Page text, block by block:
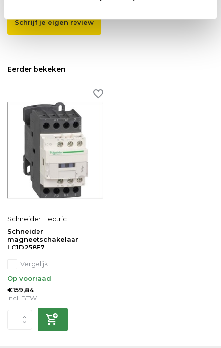
Schrijf je eigen review
Eerder bekeken
Schneider Electric
Schneider
magneetschakelaar
LC1D258E7
Vergelijk
Op voorraad
€159,84
Incl. BTW